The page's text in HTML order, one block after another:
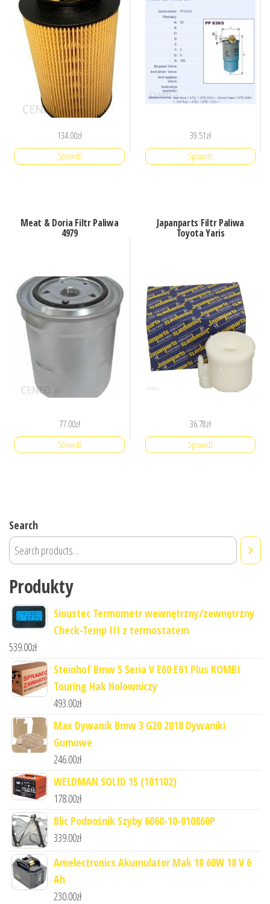
134.00zł
Sprawdź
39.51zł
Sprawdź
Meat & Doria Filtr Paliwa
4979
77.00zł
Sprawdź
Japanparts Filtr Paliwa
Toyota Yaris
36.78zł
Sprawdź
Search
Produkty
Sinustec Termometr wewnętrzny/zewnętrzny
Check-Temp III z termostatem
539.00zł
Steinhof Bmw 5 Seria V E60 E61 Plus KOMBI
Touring Hak Holowniczy
493.00zł
Max Dywanik Bmw 3 G20 2018 Dywaniki
Gumowe
246.00zł
WELDMAN SOLID 15 (101102)
178.00zł
Blic Podnośnik Szyby 6060-10-010860P
339.00zł
Amelectronics Akumulator Mak 18 60W 18 V 6
Ah
230.00zł